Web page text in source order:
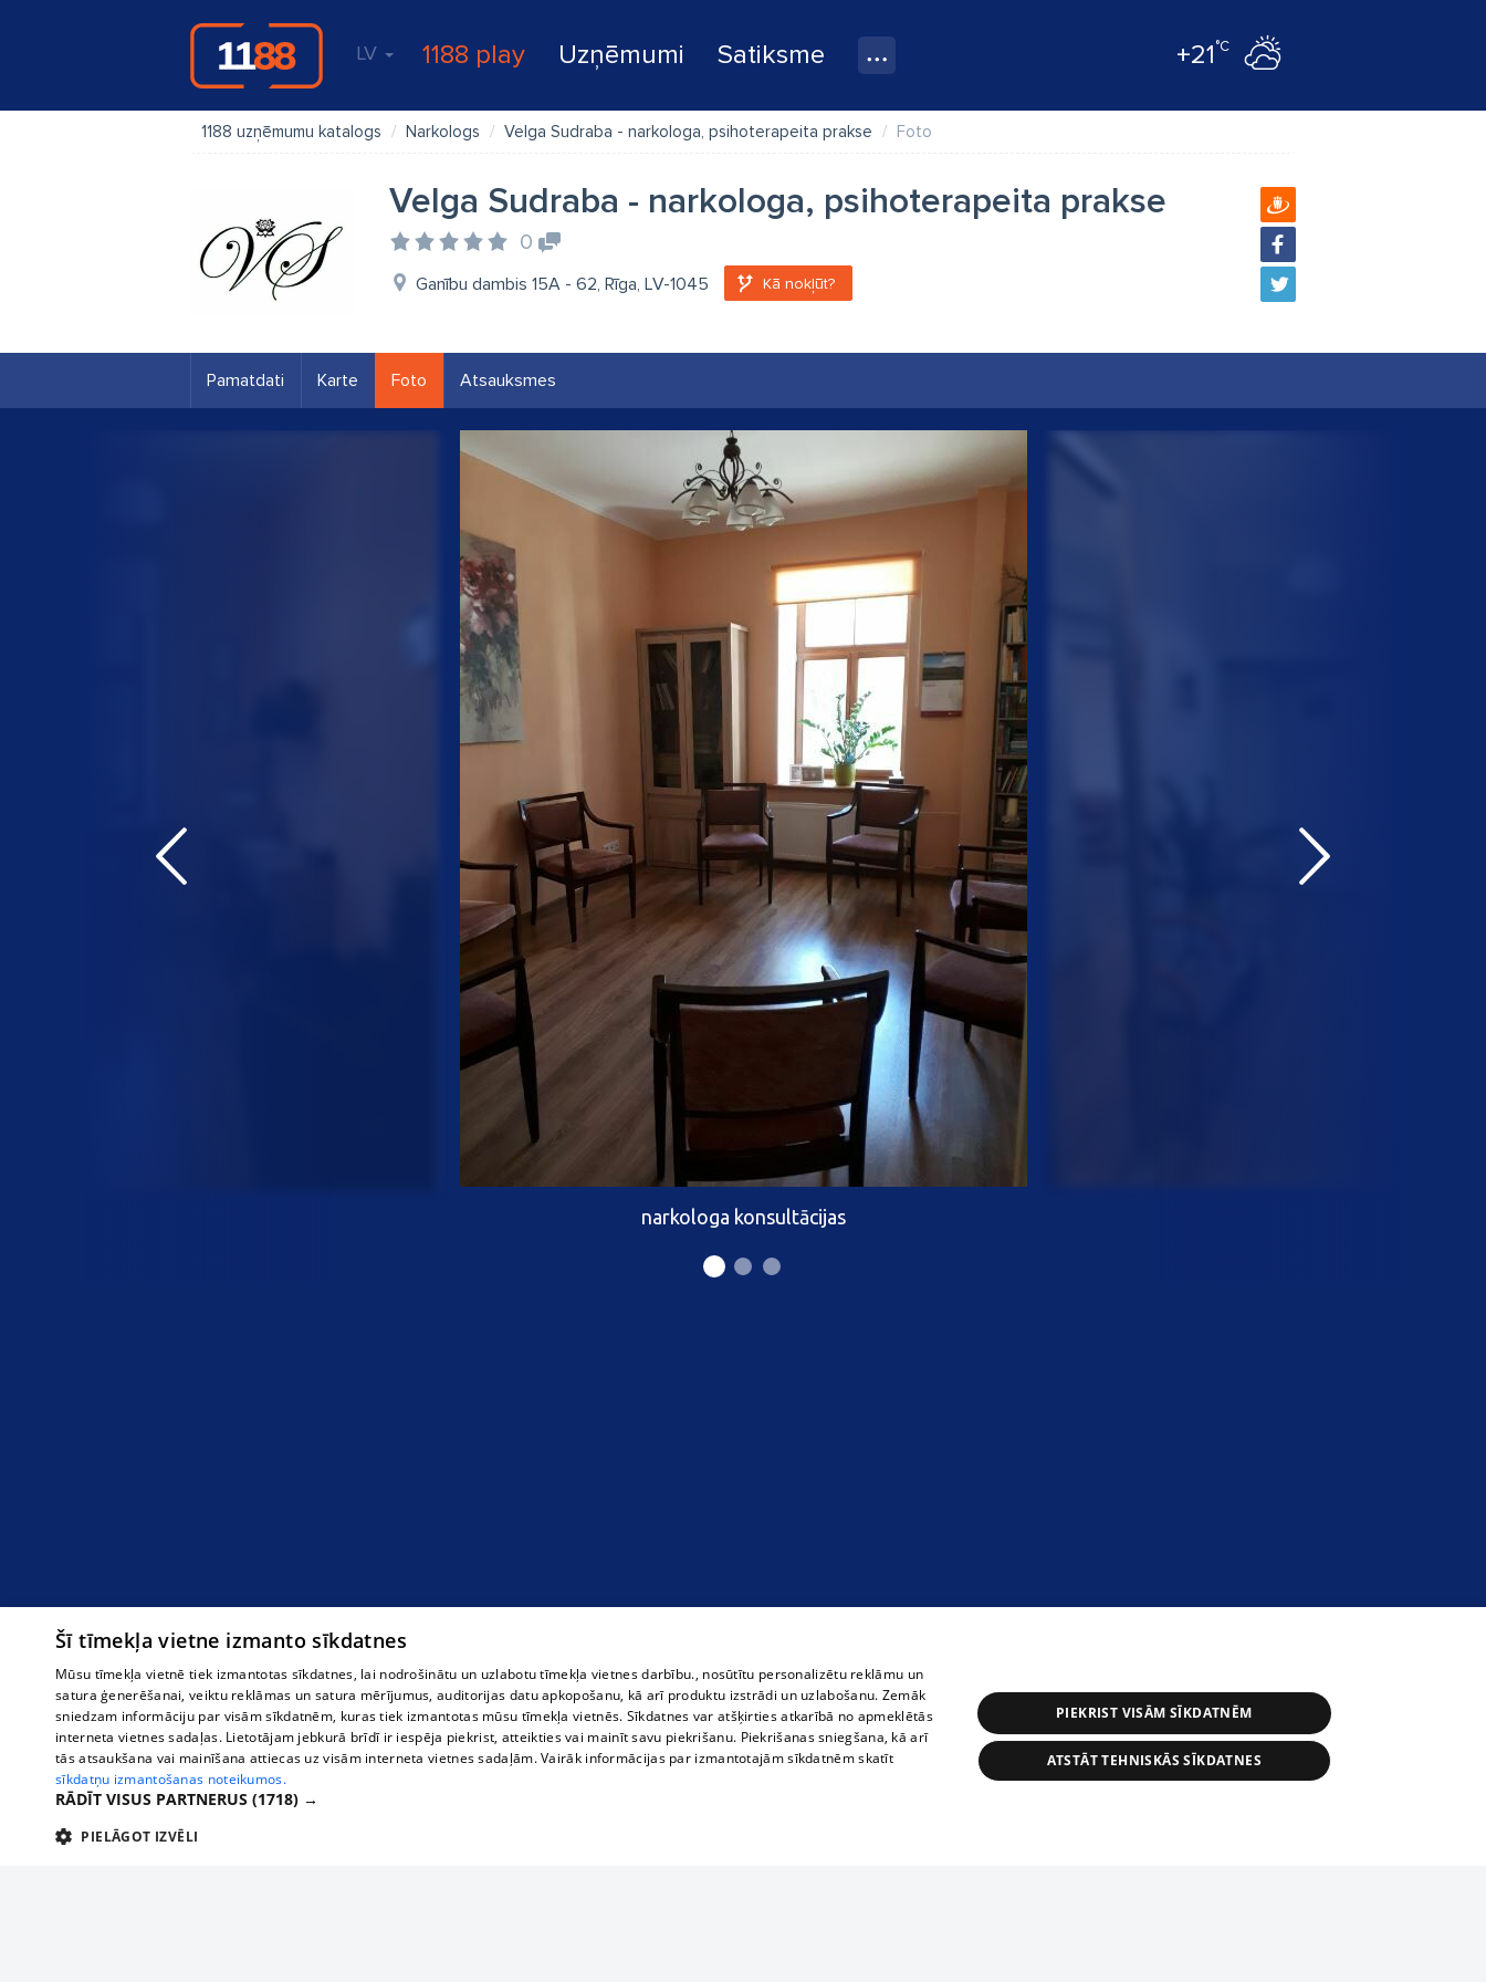
LV 1188 play Uzņēmumi Satiksme +21°C
1188 uzņēmumu katalogs Narkologs Velga Sudraba - narkologa, psihoterapeita prakse Foto
Velga Sudraba - narkologa, psihoterapeita prakse
0
Ganību dambis 15A - 62, Rīga, LV-1045 Kā nokļūt?
Pamatdati Karte Foto Atsauksmes
narkologa konsultācijas
Šī tīmekļa vietne izmanto sīkdatnes
Mūsu tīmekļa vietnē tiek izmantotas sīkdatnes, lai nodrošinātu un uzlabotu tīmekļa vietnes darbību., nosūtītu personalizētu reklāmu un
satura ģenerēšanai, veiktu reklāmas un satura mērījumus, auditorijas datu apkopošanu, kā arī produktu izstrādi un uzlabošanu. Zemāk
sniedzam informāciju par visām sīkdatnēm, kuras tiek izmantotas mūsu tīmekļa vietnēs. Sīkdatnes var atšķirties atkarībā no apmeklētās
interneta vietnes sadaļas. Lietotājam jebkurā brīdī ir iespēja piekrist, atteikties vai mainīt savu piekrišanu. Piekrišanas sniegšana, kā arī
tās atsaukšana vai mainīšana attiecas uz visām interneta vietnes sadaļām. Vairāk informācijas par izmantotajām sīkdatnēm skatīt
sīkdatņu izmantošanas noteikumos.
RĀDĪT VISUS PARTNERUS (1718) →
PIELĀGOT IZVĒLI
PIEKRIST VISĀM SĪKDATNĒM
ATSTĀT TEHNISKĀS SĪKDATNES